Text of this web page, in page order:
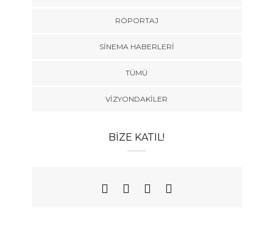
RÖPORTAJ
SINEMA HABERLERI
TÜMÜ
VIZYONDAKILER
BIZE KATIL!